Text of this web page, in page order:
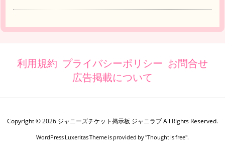
利用規約 プライバシーポリシー お問合せ
広告掲載について
Copyright ©2026 ジャニーズチケット掲示板 ジャニラブAll Rights Reserved.
WordPress Luxeritas Theme is provided by "Thought is free".